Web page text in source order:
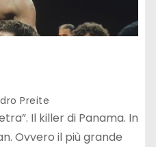
Preite
Il killer di Panama. In
Ovvero il più grande